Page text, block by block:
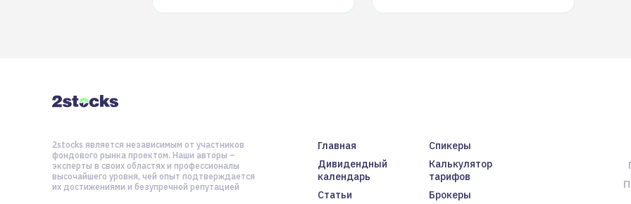
Главная
Спикеры
Дивидендный
календарь
Калькулятор
тарифов
Статьи
Брокеры
2stocks является независимым от участников
фондового рынка проектом. Наши авторы –
эксперты в своих областях и профессионалы
высочайшего уровня, чей опыт подтверждается
их достижениями и безупречной репутацией